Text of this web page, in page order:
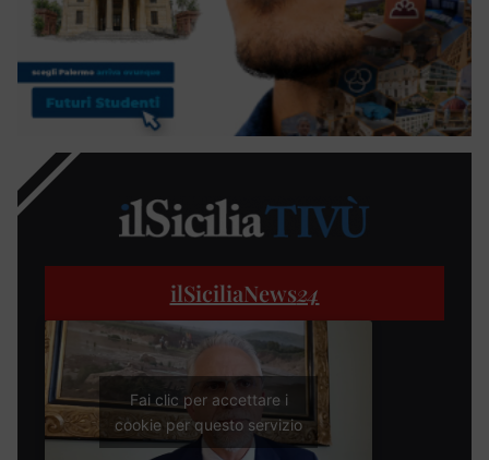
ilSiciliaNews24
Fai clic per accettare i
cookie per questo servizio